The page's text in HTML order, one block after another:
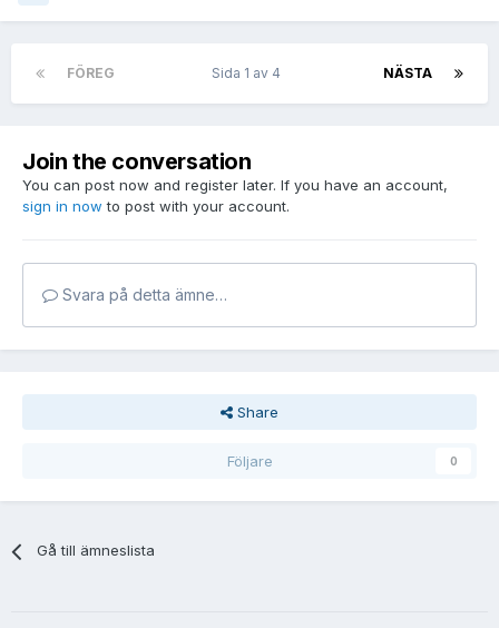
FÖREG NÄSTA
Sida 1 av 4
Join the conversation
You can post now and register later. If you have an account,
sign in now to post with your account.
Svara på detta ämne…
Share
Följare 0
Gå till ämneslista